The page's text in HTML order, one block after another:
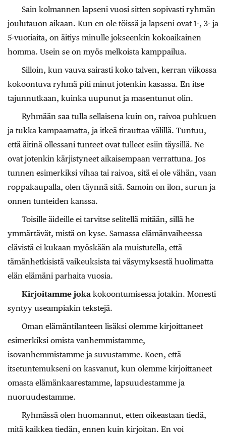
Sain kolmannen lapseni vuosi sitten sopivasti ryhmän
joulutauon aikaan. Kun en ole töissä ja lapseni ovat 1-, 3- ja
5-vuotiaita, on äitiys minulle jokseenkin kokoaikainen
homma. Usein se on myös melkoista kamppailua.
Silloin, kun vauva sairasti koko talven, kerran viikossa
kokoontuva ryhmä piti minut jotenkin kasassa. En itse
tajunnutkaan, kuinka uupunut ja masentunut olin.
Ryhmään saa tulla sellaisena kuin on, raivoa puhkuen
ja tukka kampaamatta, ja itkeä tirauttaa välillä. Tuntuu,
että äitinä ollessani tunteet ovat tulleet esiin täysillä. Ne
ovat jotenkin kärjistyneet aikaisempaan verrattuna. Jos
tunnen esimerkiksi vihaa tai raivoa, sitä ei ole vähän, vaan
roppakaupalla, olen täynnä sitä. Samoin on ilon, surun ja
onnen tunteiden kanssa.
Toisille äideille ei tarvitse selitellä mitään, sillä he
ymmärtävät, mistä on kyse. Samassa elämänvaiheessa
elävistä ei kukaan myöskään ala muistutella, että
tämänhetkisistä vaikeuksista tai väsymyksestä huolimatta
elän elämäni parhaita vuosia.
Kirjoitamme joka kokoontumisessa jotakin. Monesti
syntyy useampiakin tekstejä.
Oman elämäntilanteen lisäksi olemme kirjoittaneet
esimerkiksi omista vanhemmistamme,
isovanhemmistamme ja suvustamme. Koen, että
itsetuntemukseni on kasvanut, kun olemme kirjoittaneet
omasta elämänkaarestamme, lapsuudestamme ja
nuoruudestamme.
Ryhmässä olen huomannut, etten oikeastaan tiedä,
mitä kaikkea tiedän, ennen kuin kirjoitan. En voi